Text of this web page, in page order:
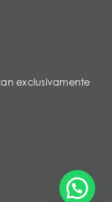
exclusivamente